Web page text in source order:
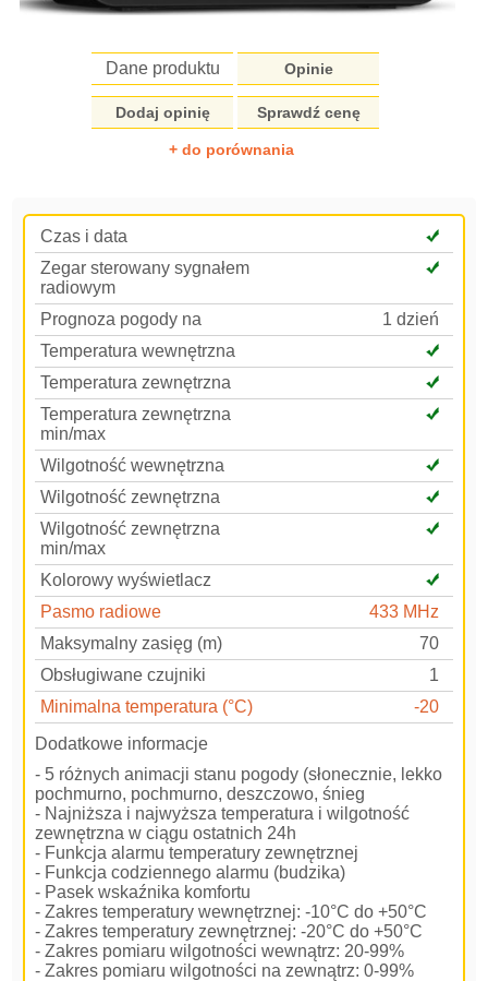
Dane produktu Opinie
Dodaj opinię Sprawdź cenę
+ do porównania
Czas i data
Zegar sterowany sygnałem
radiowym
Prognoza pogody na
1 dzień
Temperatura wewnętrzna
Temperatura zewnętrzna
Temperatura zewnętrzna
min/max
Wilgotność wewnętrzna
Wilgotność zewnętrzna
Wilgotność zewnętrzna
min/max
Kolorowy wyświetlacz
Pasmo radiowe
433 MHz
Maksymalny zasięg (m)
70
Obsługiwane czujniki
1
Minimalna temperatura (°C)
-20
Dodatkowe informacje
- 5 różnych animacji stanu pogody (słonecznie, lekko
pochmurno, pochmurno, deszczowo, śnieg
- Najniższa i najwyższa temperatura i wilgotność
zewnętrzna w ciągu ostatnich 24h
- Funkcja alarmu temperatury zewnętrznej
- Funkcja codziennego alarmu (budzika)
- Pasek wskaźnika komfortu
- Zakres temperatury wewnętrznej: -10°C do +50°C
- Zakres temperatury zewnętrznej: -20°C do +50°C
- Zakres pomiaru wilgotności wewnątrz: 20-99%
- Zakres pomiaru wilgotności na zewnątrz: 0-99%